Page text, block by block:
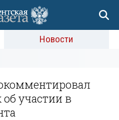
Новости
участии в